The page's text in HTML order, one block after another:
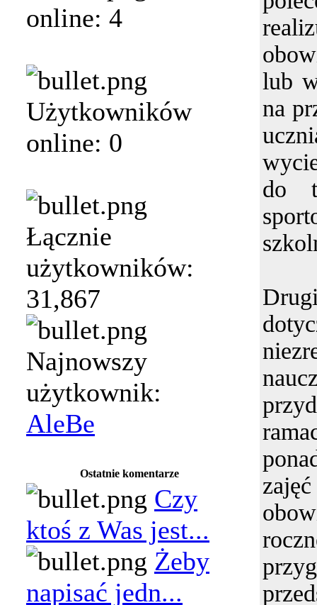
online: 4
Użytkowników
online: 0
Łącznie
użytkowników:
31,867
Najnowszy
użytkownik:
AleBe
Ostatnie komentarze
Czy
ktoś z Was jest...
Żeby
napisać jedn...
lub
na
do